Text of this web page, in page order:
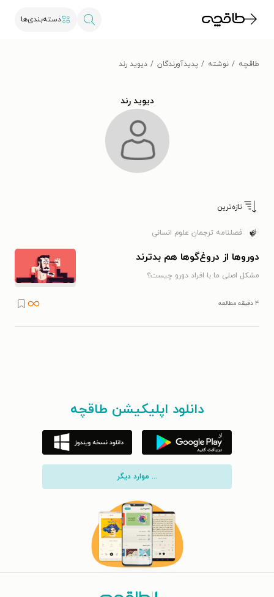
دسته‌بندی‌ها
طاقچه نوشته پدیدآورندگان دیوید رند
دیوید رند
تازه‌ترین
فصلنامه ترجمان علوم انسانی
دوروها از دروغ‌گوها هم بدترند
مشکل اصلی ما با افراد دورو چیست؟
۴ دقیقه مطالعه
دانلود اپلیکیشن طاقچه
... موارد دیگر